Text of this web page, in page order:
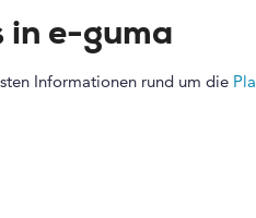
in e-guma
Informationen rund um die